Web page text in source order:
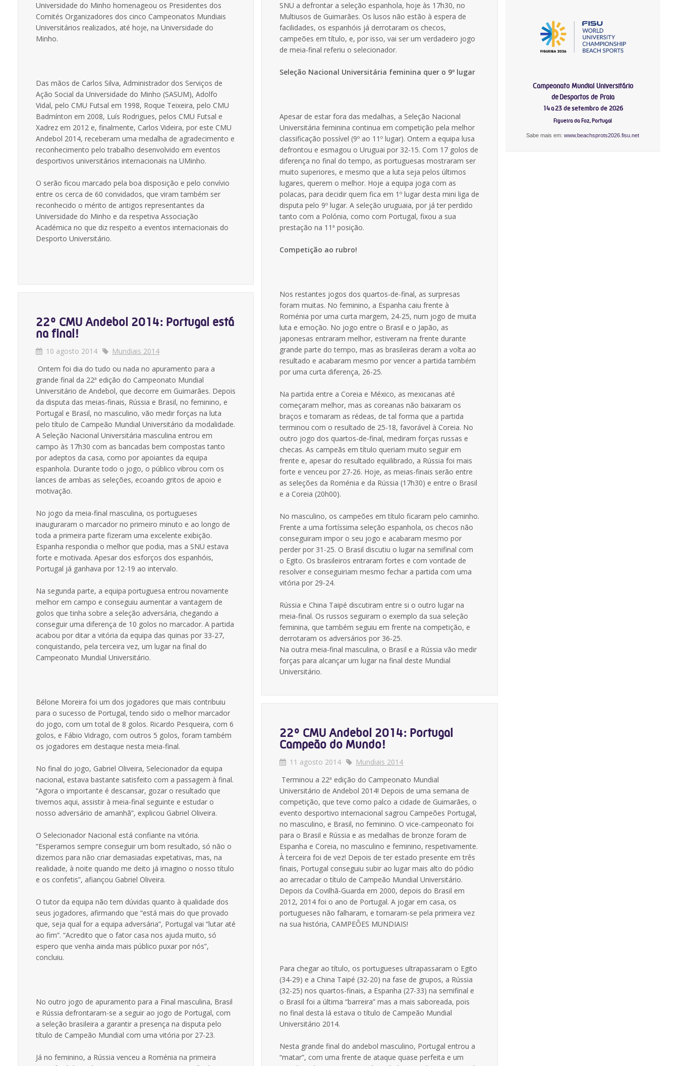
Universidade do Minho homenageou os Presidentes dos
Comités Organizadores dos cinco Campeonatos Mundiais
Universitários realizados, até hoje, na Universidade do
Minho.
Das mãos de Carlos Silva, Administrador dos Serviços de
Ação Social da Universidade do Minho (SASUM), Adolfo
Vidal, pelo CMU Futsal em 1998, Roque Teixeira, pelo CMU
Badmínton em 2008, Luís Rodrigues, pelos CMU Futsal e
Xadrez em 2012 e, finalmente, Carlos Videira, por este CMU
Andebol 2014, receberam uma medalha de agradecimento e
reconhecimento pelo trabalho desenvolvido em eventos
desportivos universitários internacionais na UMinho.
O serão ficou marcado pela boa disposição e pelo convívio
entre os cerca de 60 convidados, que viram também ser
reconhecido o mérito de antigos representantes da
Universidade do Minho e da respetiva Associação
Académica no que diz respeito a eventos internacionais do
Desporto Universitário.
22º CMU Andebol 2014: Portugal está
na final!
10 agosto 2014
Mundiais 2014
Ontem foi dia do tudo ou nada no apuramento para a
grande final da 22ª edição do Campeonato Mundial
Universitário de Andebol, que decorre em Guimarães. Depois
da disputa das meias-finais, Rússia e Brasil, no feminino, e
Portugal e Brasil, no masculino, vão medir forças na luta
pelo título de Campeão Mundial Universitário da modalidade.
A Seleção Nacional Universitária masculina entrou em
campo às 17h30 com as bancadas bem compostas tanto
por adeptos da casa, como por apoiantes da equipa
espanhola. Durante todo o jogo, o público vibrou com os
lances de ambas as seleções, ecoando gritos de apoio e
motivação.
No jogo da meia-final masculina, os portugueses
inauguraram o marcador no primeiro minuto e ao longo de
toda a primeira parte fizeram uma excelente exibição.
Espanha respondia o melhor que podia, mas a SNU estava
forte e motivada. Apesar dos esforços dos espanhóis,
Portugal já ganhava por 12-19 ao intervalo.
Na segunda parte, a equipa portuguesa entrou novamente
melhor em campo e conseguiu aumentar a vantagem de
golos que tinha sobre a seleção adversária, chegando a
conseguir uma diferença de 10 golos no marcador. A partida
acabou por ditar a vitória da equipa das quinas por 33-27,
conquistando, pela terceira vez, um lugar na final do
Campeonato Mundial Universitário.
Bélone Moreira foi um dos jogadores que mais contribuiu
para o sucesso de Portugal, tendo sido o melhor marcador
do jogo, com um total de 8 golos. Ricardo Pesqueira, com 6
golos, e Fábio Vidrago, com outros 5 golos, foram também
os jogadores em destaque nesta meia-final.
No final do jogo, Gabriel Oliveira, Selecionador da equipa
nacional, estava bastante satisfeito com a passagem à final.
“Agora o importante é descansar, gozar o resultado que
tivemos aqui, assistir à meia-final seguinte e estudar o
nosso adversário de amanhã”, explicou Gabriel Oliveira.
O Selecionador Nacional está confiante na vitória.
“Esperamos sempre conseguir um bom resultado, só não o
dizemos para não criar demasiadas expetativas, mas, na
realidade, à noite quando me deito já imagino o nosso título
e os confetis”, afiançou Gabriel Oliveira.
O tutor da equipa não tem dúvidas quanto à qualidade dos
seus jogadores, afirmando que “está mais do que provado
que, seja qual for a equipa adversária”, Portugal vai “lutar até
ao fim”. “Acredito que o fator casa nos ajuda muito, só
espero que venha ainda mais público puxar por nós”,
concluiu.
No outro jogo de apuramento para a Final masculina, Brasil
e Rússia defrontaram-se a seguir ao jogo de Portugal, com
a seleção brasileira a garantir a presença na disputa pelo
título de Campeão Mundial com uma vitória por 27-23.
Já no feminino, a Rússia venceu a Roménia na primeira
SNU a defrontar a seleção espanhola, hoje às 17h30, no
Multiusos de Guimarães. Os lusos não estão à espera de
facilidades, os espanhóis já derrotaram os checos,
campeões em título, e, por isso, vai ser um verdadeiro jogo
de meia-final referiu o selecionador.
Seleção Nacional Universitária feminina quer o 9º lugar
Apesar de estar fora das medalhas, a Seleção Nacional
Universitária feminina continua em competição pela melhor
classificação possível (9º ao 11º lugar). Ontem a equipa lusa
defrontou e esmagou o Uruguai por 32-15. Com 17 golos de
diferença no final do tempo, as portuguesas mostraram ser
muito superiores, e mesmo que a luta seja pelos últimos
lugares, querem o melhor. Hoje a equipa joga com as
polacas, para decidir quem fica em 1º lugar desta mini liga de
disputa pelo 9º lugar. A seleção uruguaia, por já ter perdido
tanto com a Polónia, como com Portugal, fixou a sua
prestação na 11ª posição.
Competição ao rubro!
Nos restantes jogos dos quartos-de-final, as surpresas
foram muitas. No feminino, a Espanha caiu frente à
Roménia por uma curta margem, 24-25, num jogo de muita
luta e emoção. No jogo entre o Brasil e o Japão, as
japonesas entraram melhor, estiveram na frente durante
grande parte do tempo, mas as brasileiras deram a volta ao
resultado e acabaram mesmo por vencer a partida também
por uma curta diferença, 26-25.
Na partida entre a Coreia e México, as mexicanas até
começaram melhor, mas as coreanas não baixaram os
braços e tomaram as rédeas, de tal forma que a partida
terminou com o resultado de 25-18, favorável à Coreia. No
outro jogo dos quartos-de-final, mediram forças russas e
checas. As campeãs em título queriam muito seguir em
frente e, apesar do resultado equilibrado, a Rússia foi mais
forte e venceu por 27-26. Hoje, as meias-finais serão entre
as seleções da Roménia e da Rússia (17h30) e entre o Brasil
e a Coreia (20h00).
No masculino, os campeões em título ficaram pelo caminho.
Frente a uma fortíssima seleção espanhola, os checos não
conseguiram impor o seu jogo e acabaram mesmo por
perder por 31-25. O Brasil discutiu o lugar na semifinal com
o Egito. Os brasileiros entraram fortes e com vontade de
resolver e conseguiriam mesmo fechar a partida com uma
vitória por 29-24.
Rússia e China Taipé discutiram entre si o outro lugar na
meia-final. Os russos seguiram o exemplo da sua seleção
feminina, que também seguiu em frente na competição, e
derrotaram os adversários por 36-25.
Na outra meia-final masculina, o Brasil e a Rússia vão medir
forças para alcançar um lugar na final deste Mundial
Universitário.
22º CMU Andebol 2014: Portugal
Campeão do Mundo!
11 agosto 2014
Mundiais 2014
Terminou a 22ª edição do Campeonato Mundial
Universitário de Andebol 2014! Depois de uma semana de
competição, que teve como palco a cidade de Guimarães, o
evento desportivo internacional sagrou Campeões Portugal,
no masculino, e Brasil, no feminino. O vice-campeonato foi
para o Brasil e Rússia e as medalhas de bronze foram de
Espanha e Coreia, no masculino e feminino, respetivamente.
À terceira foi de vez! Depois de ter estado presente em três
finais, Portugal conseguiu subir ao lugar mais alto do pódio
ao arrecadar o título de Campeão Mundial Universitário.
Depois da Covilhã-Guarda em 2000, depois do Brasil em
2012, 2014 foi o ano de Portugal. A jogar em casa, os
portugueses não falharam, e tornaram-se pela primeira vez
na sua história, CAMPEÔES MUNDIAIS!
Para chegar ao título, os portugueses ultrapassaram o Egito
(34-29) e a China Taipé (32-20) na fase de grupos, a Rússia
(32-25) nos quartos-finais, a Espanha (27-33) na semifinal e
o Brasil foi a última “barreira” mas a mais saboreada, pois
no final desta lá estava o título de Campeão Mundial
Universitário 2014.
Nesta grande final do andebol masculino, Portugal entrou a
“matar”, com uma frente de ataque quase perfeita e um
Campeonato Mundial Universitário
de Desportos de Praia
14 a 23 de setembro de 2026
Figueira da Foz, Portugal
Sabe mais em:www.beachsprots2026.fisu.net